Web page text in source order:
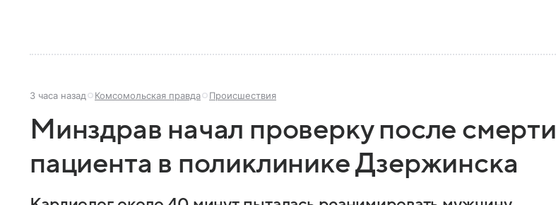
3 часа назад Комсомольская правда Происшествия
Минздрав начал проверку после смерти
пациента в поликлинике Дзержинска